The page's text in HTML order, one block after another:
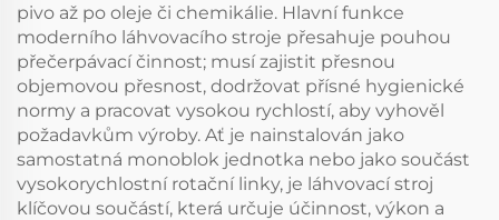
pivo až po oleje či chemikálie. Hlavní funkce
moderního láhvovacího stroje přesahuje pouhou
přečerpávací činnost; musí zajistit přesnou
objemovou přesnost, dodržovat přísné hygienické
normy a pracovat vysokou rychlostí, aby vyhověl
požadavkům výroby. Ať je nainstalován jako
samostatná monoblok jednotka nebo jako součást
vysokorychlostní rotační linky, je láhvovací stroj
klíčovou součástí, která určuje účinnost, výkon a